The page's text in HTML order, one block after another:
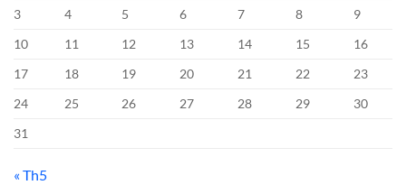
3
4 5 6 7 8
9
10
11 12 13 14 15
16
17
18 19 20 21 22
23
24
25 26 27 28 29
30
31
« Th5